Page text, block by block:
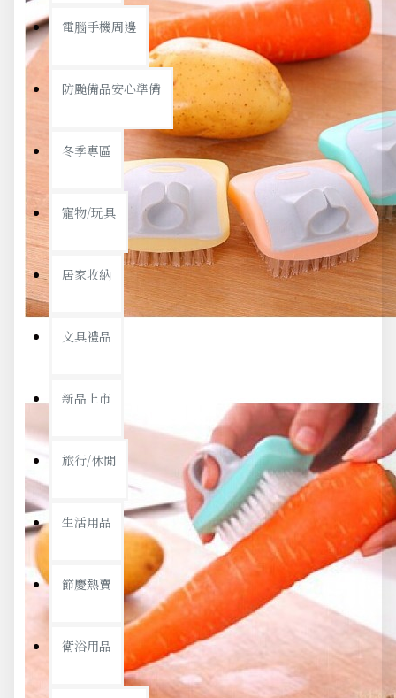
電腦手機周邊
防颱備品安心準備
冬季專區
寵物/玩具
居家收納
文具禮品
新品上市
旅行/休閒
生活用品
節慶熱賣
衛浴用品